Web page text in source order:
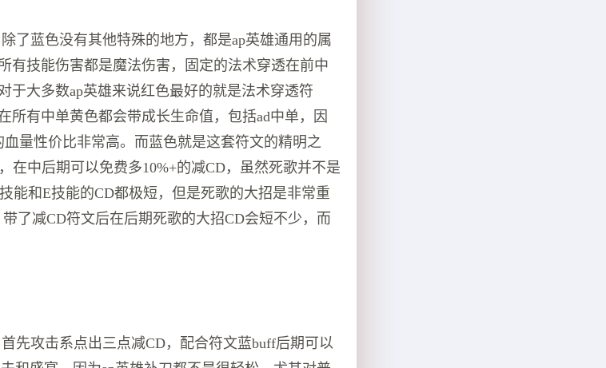
了蓝色没有其他特殊的地方，都是ap英雄通用的属
有技能伤害都是魔法伤害，固定的法术穿透在前中
于大多数ap英雄来说红色最好的就是法术穿透符
所有中单黄色都会带成长生命值，包括ad中单，因
量性价比非常高。而蓝色就是这套符文的精明之
在中后期可以免费多10%+的减CD，虽然死歌并不是
能和E技能的CD都极短，但是死歌的大招是非常重
了减CD符文后在后期死歌的大招CD会短不少，而
先攻击系点出三点减CD，配合符文蓝buff后期可以